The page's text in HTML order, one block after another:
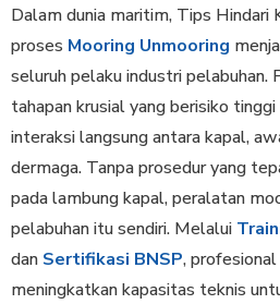
Dalam dunia maritim, Tips Hindari
proses Mooring Unmooring
seluruh pelaku industri pelabuhan.
tahapan krusial yang berisiko
interaksi langsung antara kapal,
dermaga. Tanpa prosedur yang
pada lambung kapal, peralatan
pelabuhan itu sendiri. Melalui
dan Sertifikasi BNSP,
meningkatkan kapasitas teknis